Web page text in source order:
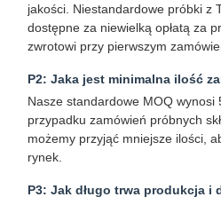
Rozmawiaj
Teraz.
Papierowa filiżanka do kawy
papierowy kubek do lodów
Jednorazowa miska papierowa
papierowy kubek do zupy
jakości. Niestandardowe próbki z
dostępne za niewielką opłatą za
zwrotowi przy pierwszym
P2: Jaka jest minimalna ilość
Nasze standardowe MOQ
przypadku zamówień próbnych
możemy przyjąć mniejsze ilości,
rynek.
P3: Jak długo trwa produkcja i